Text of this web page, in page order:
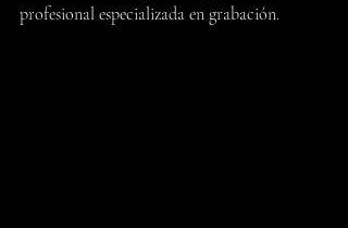
profesional especializada en grabación.